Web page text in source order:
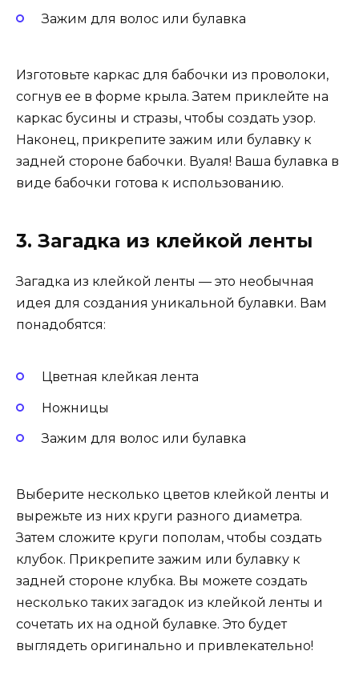
Зажим для волос или булавка
Изготовьте каркас для бабочки из проволоки,
согнув ее в форме крыла. Затем приклейте на
каркас бусины и стразы, чтобы создать узор.
Наконец, прикрепите зажим или булавку к
задней стороне бабочки. Вуаля! Ваша булавка в
виде бабочки готова к использованию.
3. Загадка из клейкой ленты
Загадка из клейкой ленты — это необычная
идея для создания уникальной булавки. Вам
понадобятся:
Цветная клейкая лента
Ножницы
Зажим для волос или булавка
Выберите несколько цветов клейкой ленты и
вырежьте из них круги разного диаметра.
Затем сложите круги пополам, чтобы создать
клубок. Прикрепите зажим или булавку к
задней стороне клубка. Вы можете создать
несколько таких загадок из клейкой ленты и
сочетать их на одной булавке. Это будет
выглядеть оригинально и привлекательно!